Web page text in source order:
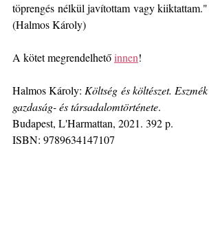
töprengés nélkül javítottam vagy kiiktattam."
(Halmos Károly)
A kötet megrendelhető innen!
Halmos Károly: Költség és költészet. Eszmék
gazdaság- és társadalomtörténete.
Budapest, L'Harmattan, 2021. 392 p.
ISBN: 9789634147107